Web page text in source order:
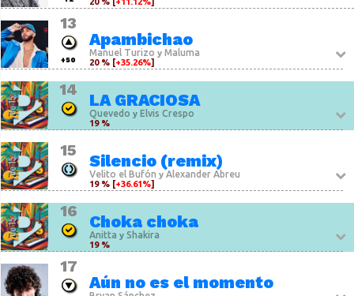
13
+50
Apambichao
Manuel Turizo y Maluma
20 % [+35.26%]
14
LA GRACIOSA
Quevedo y Elvis Crespo
19 %
15
Silencio (remix)
Velito el Bufón y Alexander Abreu
19 % [+36.61%]
16
Choka choka
Anitta y Shakira
19 %
17
Aún no es el momento